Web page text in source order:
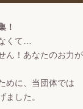
！
くて…
ん！あなたのお力が
めに、当団体では
ました。